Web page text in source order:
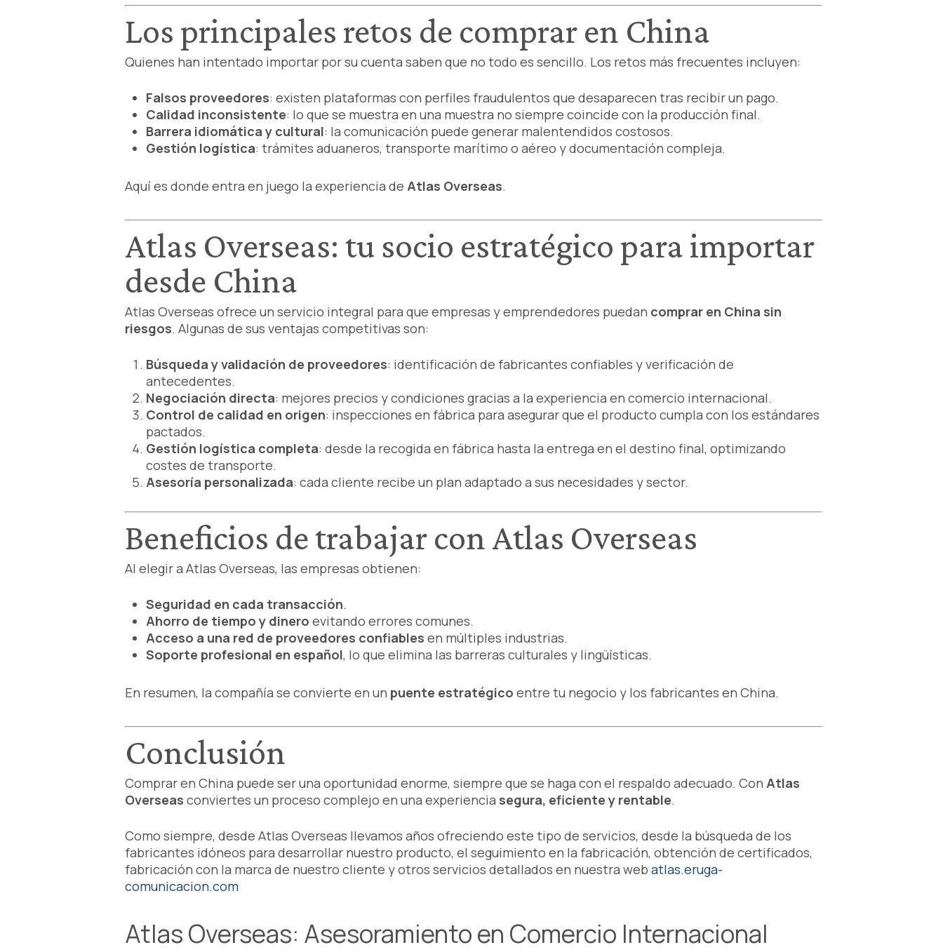
Los principales retos de comprar en China
Quienes han intentado importar por su cuenta saben que no todo es sencillo. Los retos más frecuentes incluyen:
Falsos proveedores: existen plataformas con perfiles fraudulentos que desaparecen tras recibir un pago.
Calidad inconsistente: lo que se muestra en una muestra no siempre coincide con la producción final.
Barrera idiomática y cultural: la comunicación puede generar malentendidos costosos.
Gestión logística: trámites aduaneros, transporte marítimo o aéreo y documentación compleja.
Aquí es donde entra en juego la experiencia de Atlas Overseas.
Atlas Overseas: tu socio estratégico para importar
desde China
Atlas Overseas ofrece un servicio integral para que empresas y emprendedores puedan comprar en China sin
riesgos. Algunas de sus ventajas competitivas son:
Búsqueda y validación de proveedores: identificación de fabricantes confiables y verificación de
antecedentes.
Negociación directa: mejores precios y condiciones gracias a la experiencia en comercio internacional.
Control de calidad en origen: inspecciones en fábrica para asegurar que el producto cumpla con los estándares
pactados.
Gestión logística completa: desde la recogida en fábrica hasta la entrega en el destino final, optimizando
costes de transporte.
Asesoría personalizada: cada cliente recibe un plan adaptado a sus necesidades y sector.
Beneficios de trabajar con Atlas Overseas
Al elegir a Atlas Overseas, las empresas obtienen:
Seguridad en cada transacción.
Ahorro de tiempo y dinero evitando errores comunes.
Acceso a una red de proveedores confiables en múltiples industrias.
Soporte profesional en español, lo que elimina las barreras culturales y lingüísticas.
En resumen, la compañía se convierte en un puente estratégico entre tu negocio y los fabricantes en China.
Conclusión
Comprar en China puede ser una oportunidad enorme, siempre que se haga con el respaldo adecuado. Con Atlas
Overseas conviertes un proceso complejo en una experiencia segura, eficiente y rentable.
Como siempre, desde Atlas Overseas llevamos años ofreciendo este tipo de servicios, desde la búsqueda de los
fabricantes idóneos para desarrollar nuestro producto, el seguimiento en la fabricación, obtención de certificados,
fabricación con la marca de nuestro cliente y otros servicios detallados en nuestra web atlas.eruga-
comunicacion.com
Atlas Overseas: Asesoramiento en Comercio Internacional